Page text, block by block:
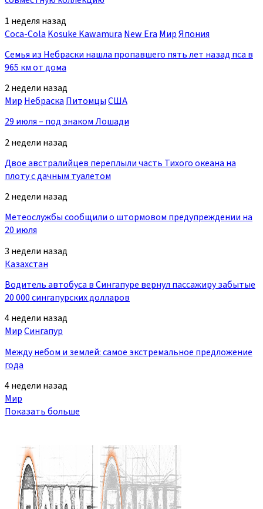
1 неделя назад
Coca-Cola Kosuke Kawamura New Era МирЯпония
Семья из Небраски нашла пропавшего пять лет назад пса в
965 км от дома
2 недели назад
Мир Небраска ПитомцыСША
29 июля – под знаком Лошади
2 недели назад
Двое австралийцев переплыли часть Тихого океана на
плоту с дачным туалетом
2 недели назад
Метеослужбы сообщили о штормовом предупреждении на
20 июля
3 недели назад
Казахстан
Водитель автобуса в Сингапуре вернул пассажиру забытые
20 000 сингапурских долларов
4 недели назад
МирСингапур
Между небом и землей: самое экстремальное предложение
года
4 недели назад
Мир
Показать больше